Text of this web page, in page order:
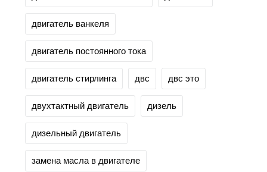
двигатель ванкеля
двигатель постоянного тока
двигатель стирлинга двс двс это
двухтактный двигатель дизель
дизельный двигатель
замена масла в двигателе